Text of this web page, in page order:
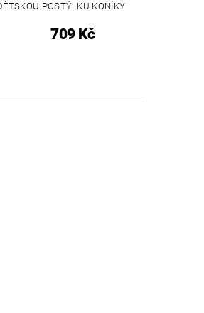
POSTÝLKU KONÍKY
709 Kč